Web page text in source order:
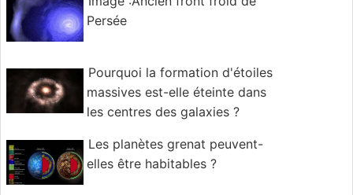
Persée
Pourquoi la formation d'étoiles
massives est-elle éteinte dans
les centres des galaxies ?
Les planètes grenat peuvent-
elles être habitables ?